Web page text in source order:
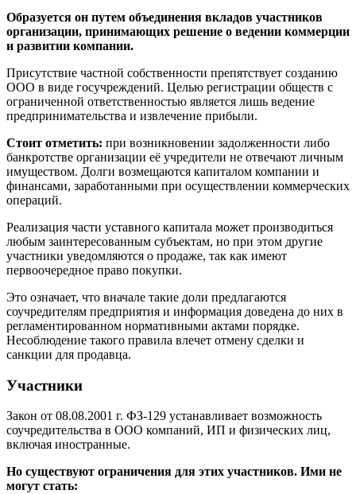
Образуется он путем объединения вкладов участников
организации, принимающих решение о ведении коммерции
и развитии компании.
Присутствие частной собственности препятствует созданию
ООО в виде госучреждений. Целью регистрации обществ с
ограниченной ответственностью является лишь ведение
предпринимательства и извлечение прибыли.
Стоит отметить: при возникновении задолженности либо
банкротстве организации её учредители не отвечают личным
имуществом. Долги возмещаются капиталом компании и
финансами, заработанными при осуществлении коммерческих
операций.
Реализация части уставного капитала может производиться
любым заинтересованным субъектам, но при этом другие
участники уведомляются о продаже, так как имеют
первоочередное право покупки.
Это означает, что вначале такие доли предлагаются
соучредителям предприятия и информация доведена до них в
регламентированном нормативными актами порядке.
Несоблюдение такого правила влечет отмену сделки и
санкции для продавца.
Участники
Закон от 08.08.2001 г. ФЗ-129 устанавливает возможность
соучредительства в ООО компаний, ИП и физических лиц,
включая иностранные.
Но существуют ограничения для этих участников. Ими не
могут стать: